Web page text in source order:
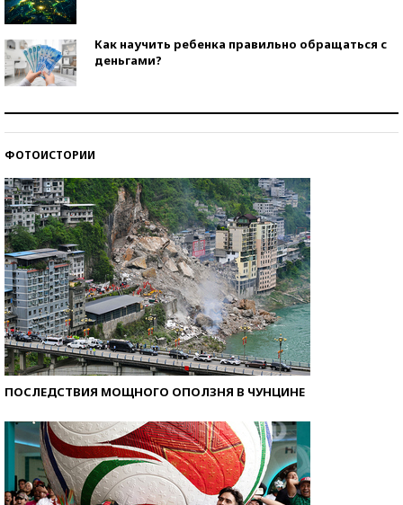
Как научить ребенка правильно обращаться с
деньгами?
ФОТОИСТОРИИ
ПОСЛЕДСТВИЯ МОЩНОГО ОПОЛЗНЯ В ЧУНЦИНЕ